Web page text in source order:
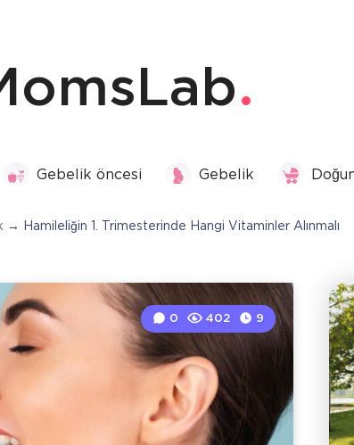
Gebelik öncesi Gebelik
→ Hamileliğin 1. Trimesterinde Hangi Vitaminler Alınmalı
0 402 9